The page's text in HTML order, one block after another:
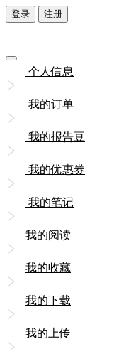
登录 注册
个人信息
我的订单
我的报告豆
我的优惠券
我的笔记
我的阅读
我的收藏
我的下载
我的上传